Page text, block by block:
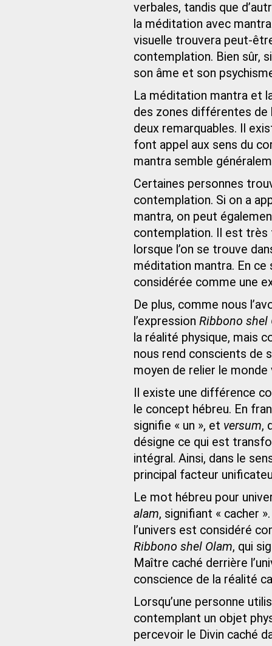
verbales, tandis que
la méditation avec
visuelle trouvera peut-
contemplation. Bien sûr,
son âme et son
La méditation mantra et
des zones différentes de
deux remarquables. Il
font appel aux sens du
mantra semble
Certaines personnes
contemplation. Si on a
mantra, on peut
contemplation. Il est très
lorsque l’on se trouve
méditation mantra. En
considérée comme une
De plus, comme nous
l’expression Ribbono shel
la réalité physique, mais
nous rend conscients de
moyen de relier le monde
Il existe une différence
le concept hébreu. En
signifie « un », et versum,
désigne ce qui est
intégral. Ainsi, dans le
principal facteur
Le mot hébreu pour
alam, signifiant « cacher
l’univers est considéré
Ribbono shel Olam, qui
Maître caché derrière
conscience de la réalité
Lorsqu’une personne
contemplant un objet
percevoir le Divin caché